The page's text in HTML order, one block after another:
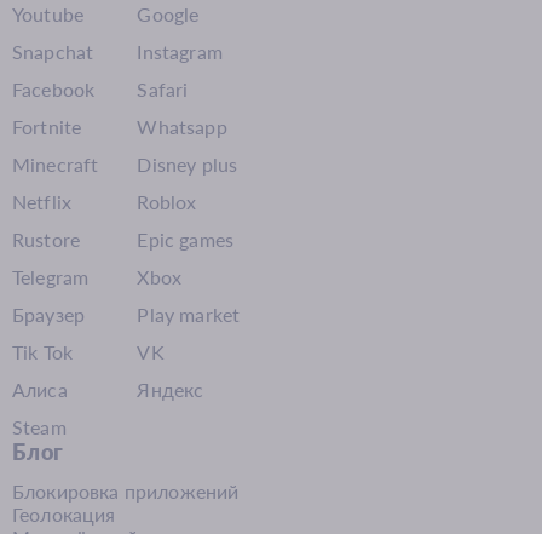
Youtube
Google
Snapchat
Instagram
Facebook
Safari
Fortnite
Whatsapp
Minecraft
Disney plus
Netflix
Roblox
Rustore
Epic games
Telegram
Xbox
Браузер
Play market
Tik Tok
VK
Алиса
Яндекс
Steam
Блог
Блокировка приложений
Геолокация